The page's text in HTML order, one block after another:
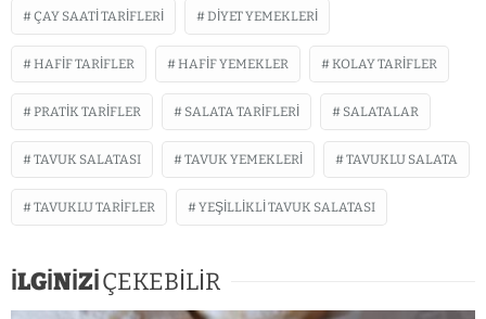
ÇAY SAATI TARIFLERI DIYET YEMEKLERI
HAFIF TARIFLER HAFIF YEMEKLER KOLAY TARIFLER
PRATIK TARIFLER SALATA TARIFLERI SALATALAR
TAVUK SALATASI TAVUK YEMEKLERI TAVUKLU SALATA
TAVUKLU TARIFLER YEŞILLIKLI TAVUK SALATASI
İLGİNİZİÇEKEBİLİR